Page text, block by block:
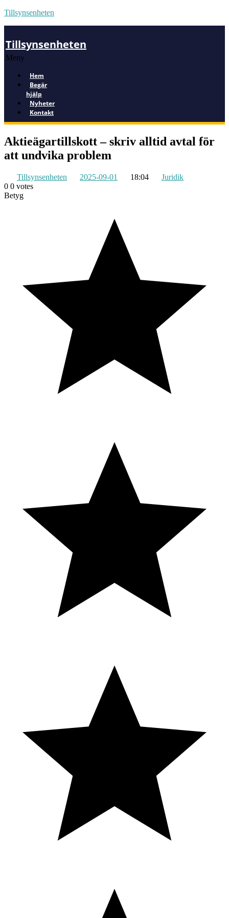
Tillsynsenheten
Tillsynsenheten
Meny
Hem
Begär
hjälp
Nyheter
Kontakt
Aktieägartillskott – skriv alltid avtal för
att undvika problem
Tillsynsenheten 2025-09-01 18:04
Juridik
0 0 votes
Betyg